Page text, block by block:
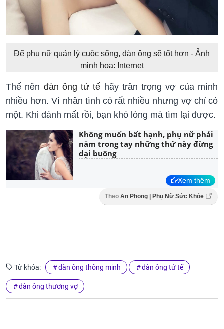
Để phụ nữ quản lý cuộc sống, đàn ông sẽ tốt hơn - Ảnh
minh họa: Internet
Thế nên đàn ông tử tế hãy trân trọng vợ của mình
nhiều hơn. Vì nhân tình có rất nhiều nhưng vợ chỉ có
một. Khi đánh mất rồi, bạn khó lòng mà tìm lại được.
Không muốn bất hạnh, phụ nữ phải
nắm trong tay những thứ này đừng
dại buông
Xem thêm
Theo An Phong | Phụ Nữ Sức Khỏe
Từ khóa: đàn ông thông minh đàn ông tử tế
đàn ông thương vợ